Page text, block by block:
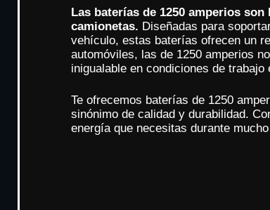
Las baterías de 1250 amperios
camionetas. Diseñadas para
vehículo, estas baterías ofrecen un
automóviles, las de 1250 amperios
inigualable en condiciones de trabajo
Te ofrecemos baterías de 1250
sinónimo de calidad y durabilidad.
energía que necesitas durante